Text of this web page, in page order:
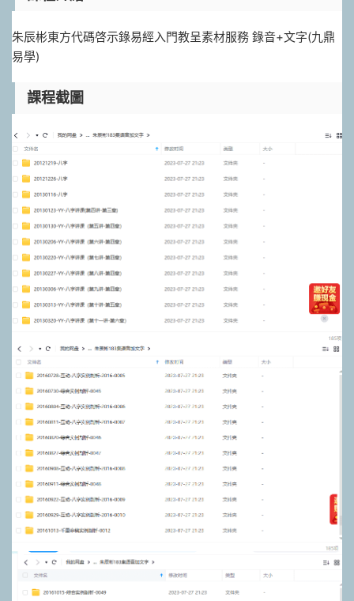
朱辰彬東方代碼啓示錄易經入門教呈素材服務 錄音+文字(九鼎
易學)
課程截圖